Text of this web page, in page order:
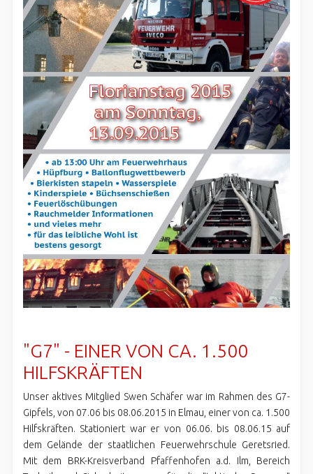
"G7" - EINER VON CA. 1.500
HILFSKRÄFTEN
Unser aktives Mitglied Swen Schäfer war im Rahmen des G7-
Gipfels, von 07.06 bis 08.06.2015 in Elmau, einer von ca. 1.500
Hilfskräften. Stationiert war er von 06.06. bis 08.06.15 auf
dem Gelände der staatlichen Feuerwehrschule Geretsried.
Mit dem BRK-Kreisverband Pfaffenhofen a.d. Ilm, Bereich